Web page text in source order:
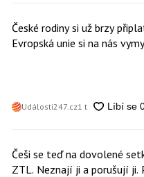
České rodiny si už brzy
Evropská unie si na nás
Události247.cz1 t
Češi se teď na dovolené
ZTL. Neznají ji a porušují ji.